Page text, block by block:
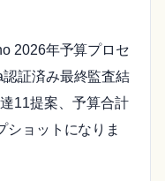
2026年予算プロセ
証済み最終監査結
11提案、予算合計
ショットになりま